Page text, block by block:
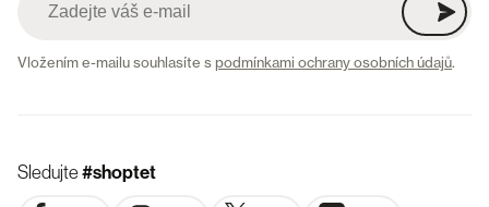
Vložením e-mailu souhlasíte spodmínkami ochrany osobních údajů.
Sledujte#shoptet